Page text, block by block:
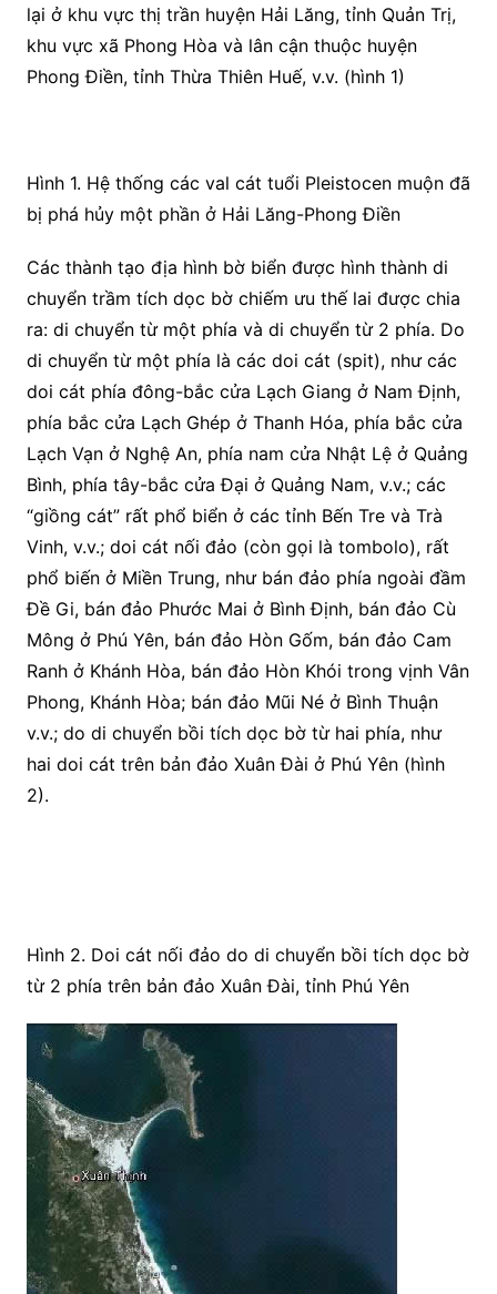
lại ở khu vực thị trần huyện Hải Lăng, tỉnh Quản Trị,
khu vực xã Phong Hòa và lân cận thuộc huyện
Phong Điền, tỉnh Thừa Thiên Huế, v.v. (hình 1)
Hình 1. Hệ thống các val cát tuổi Pleistocen muộn đã
bị phá hủy một phần ở Hải Lăng-Phong Điền
Các thành tạo địa hình bờ biển được hình thành di
chuyển trầm tích dọc bờ chiếm ưu thế lai được chia
ra: di chuyển từ một phía và di chuyển từ 2 phía. Do
di chuyển từ một phía là các doi cát (spit), như các
doi cát phía đông-bắc cửa Lạch Giang ở Nam Định,
phía bắc cửa Lạch Ghép ở Thanh Hóa, phía bắc cửa
Lạch Vạn ở Nghệ An, phía nam cửa Nhật Lệ ở Quảng
Bình, phía tây-bắc cửa Đại ở Quảng Nam, v.v.; các
“giồng cát” rất phổ biển ở các tỉnh Bến Tre và Trà
Vinh, v.v.; doi cát nối đảo (còn gọi là tombolo), rất
phổ biến ở Miền Trung, như bán đảo phía ngoài đầm
Đề Gi, bán đảo Phước Mai ở Bình Định, bán đảo Cù
Mông ở Phú Yên, bán đảo Hòn Gốm, bán đảo Cam
Ranh ở Khánh Hòa, bán đảo Hòn Khói trong vịnh Vân
Phong, Khánh Hòa; bán đảo Mũi Né ở Bình Thuận
v.v.; do di chuyển bồi tích dọc bờ từ hai phía, như
hai doi cát trên bản đảo Xuân Đài ở Phú Yên (hình
2).
Hình 2. Doi cát nối đảo do di chuyển bồi tích dọc bờ
từ 2 phía trên bản đảo Xuân Đài, tỉnh Phú Yên